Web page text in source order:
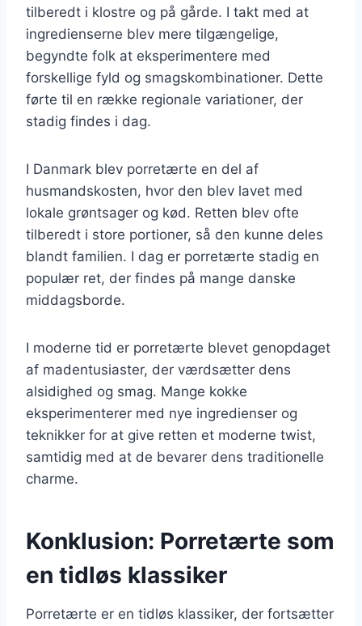
tilberedt i klostre og på gårde. I takt med at
ingredienserne blev mere tilgængelige,
begyndte folk at eksperimentere med
forskellige fyld og smagskombinationer. Dette
førte til en række regionale variationer, der
stadig findes i dag.
I Danmark blev porretærte en del af
husmandskosten, hvor den blev lavet med
lokale grøntsager og kød. Retten blev ofte
tilberedt i store portioner, så den kunne deles
blandt familien. I dag er porretærte stadig en
populær ret, der findes på mange danske
middagsborde.
I moderne tid er porretærte blevet genopdaget
af madentusiaster, der værdsætter dens
alsidighed og smag. Mange kokke
eksperimenterer med nye ingredienser og
teknikker for at give retten et moderne twist,
samtidig med at de bevarer dens traditionelle
charme.
Konklusion: Porretærte som
en tidløs klassiker
Porretærte er en tidløs klassiker, der fortsætter